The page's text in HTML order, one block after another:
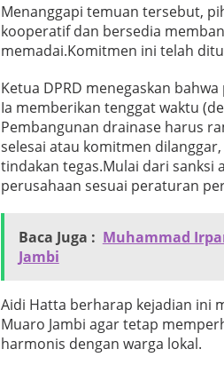
​Menanggapi temuan tersebut,
kooperatif dan bersedia
memadai.Komitmen ini telah
Ketua DPRD menegaskan
Ia memberikan tenggat waktu
Pembangunan drainase harus
selesai atau komitmen
tindakan tegas.Mulai dari
perusahaan sesuai peraturan
Baca Juga : Muhammad
Jambi
​Aidi Hatta berharap kejadian ini
Muaro Jambi agar tetap
harmonis dengan warga lokal.